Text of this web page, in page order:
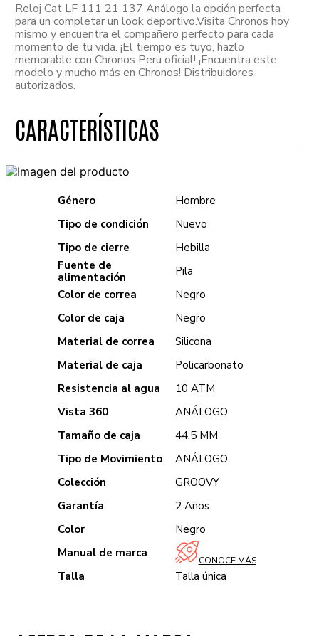
Reloj Cat LF 111 21 137 Análogo la opción perfecta
para un completar un look deportivo.Visita Chronos hoy
mismo y encuentra el compañero perfecto para cada
momento de tu vida. ¡El tiempo es tuyo, hazlo
memorable con Chronos Peru oficial! ¡Encuentra este
modelo y mucho más en Chronos! Distribuidores
autorizados.
Género
Hombre
Tipo de condición
Nuevo
Tipo de cierre
Hebilla
Fuente de
alimentación
Pila
Color de correa
Negro
Color de caja
Negro
Material de correa
Silicona
Material de caja
Policarbonato
Resistencia al agua
10 ATM
Vista 360
ANÁLOGO
Tamaño de caja
44.5 MM
Tipo de Movimiento
ANÁLOGO
Colección
GROOVY
Garantía
2 Años
Color
Negro
Manual de marca
CONOCE MÁS
Talla Talla única